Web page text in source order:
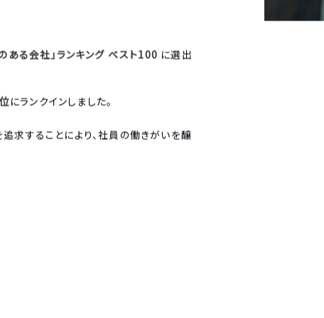
ある会社」ランキング ベスト100 に選出
にランクインしました。
求することにより、社員の働きがいを醸